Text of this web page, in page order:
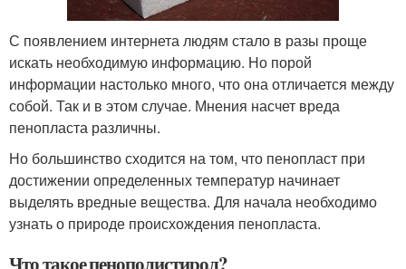
С появлением интернета людям стало в разы проще
искать необходимую информацию. Но порой
информации настолько много, что она отличается между
собой. Так и в этом случае. Мнения насчет вреда
пенопласта различны.
Но большинство сходится на том, что пенопласт при
достижении определенных температур начинает
выделять вредные вещества. Для начала необходимо
узнать о природе происхождения пенопласта.
Что такое пенополистирол?